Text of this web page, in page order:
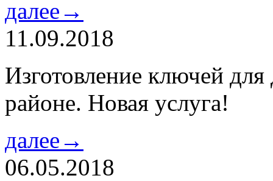
далее→
11.09.2018
Изготовление ключей
районе. Новая услуга!
далее→
06.05.2018